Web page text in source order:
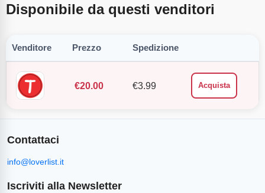
Disponibile da questi venditori
Venditore Prezzo Spedizione
€20.00 €3.99 Acquista
Contattaci
info@loverlist.it
Iscriviti alla Newsletter